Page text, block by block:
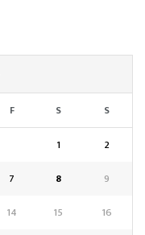
F S S
1
2
7 8
9
14 15
16